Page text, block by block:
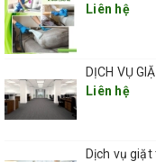
Liên hệ
Liên hệ
Dịch vụ